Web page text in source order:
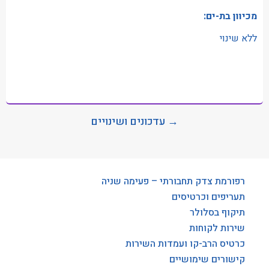
מכיוון בת-ים:
ללא שינוי
→ עדכונים ושינויים
רפורמת צדק תחבורתי – פעימה שניה
תעריפים וכרטיסים
תיקוף בסלולר
שירות לקוחות
כרטיס הרב-קו ועמדות השירות
קישורים שימושיים